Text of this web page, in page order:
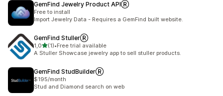
GemFind Jewelry Product APIⓇ
Free to install
Import Jewelry Data - Requires a GemFind built website.
GemFind StullerⓇ
1,0/ 5 tähteä
(1)
1 arvostelua yhteensä
•Free trial available
A Stuller Showcase jewelry app to sell stuller products.
GemFind StudBuilderⓇ
$195/month
Stud and Diamond search on web